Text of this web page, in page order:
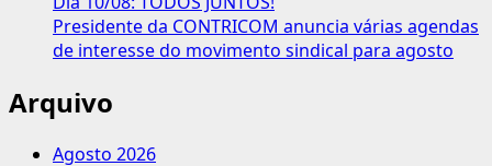
Presidente da CONTRICOM anuncia várias agendas
de interesse do movimento sindical para agosto
Arquivo
Agosto 2026